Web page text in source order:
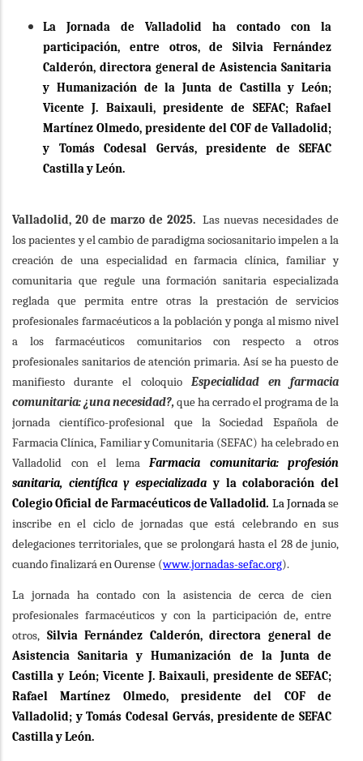
La Jornada de Valladolid ha contado con la
participación, entre otros, de Silvia Fernández
Calderón, directora general de Asistencia Sanitaria
y Humanización de la Junta de Castilla y León;
Vicente J. Baixauli, presidente de SEFAC; Rafael
Martínez Olmedo, presidente del COF de Valladolid;
y Tomás Codesal Gervás, presidente de SEFAC
Castilla y León.
Valladolid, 20 de marzo de 2025.Las nuevas necesidades de
los pacientes y el cambio de paradigma sociosanitario impelen a la
creación de una especialidad en farmacia clínica, familiar y
comunitaria que regule una formación sanitaria especializada
reglada que permita entre otras la prestación de servicios
profesionales farmacéuticos a la población y ponga al mismo nivel
a los farmacéuticos comunitarios con respecto a otros
profesionales sanitarios de atención primaria. Así se ha puesto de
manifiesto durante el coloquio Especialidad en farmacia
comunitaria: ¿una necesidad?,que ha cerrado el programa de la
jornada científico-profesional que la Sociedad Española de
Farmacia Clínica, Familiar y Comunitaria (SEFAC) ha celebrado en
Valladolid con el lema Farmacia comunitaria: profesión
sanitaria, científica y especializada y la colaboración del
Colegio Oficial de Farmacéuticos de Valladolid. La Jornadase
inscribe en el ciclo de jornadas que está celebrando en sus
delegaciones territoriales, que se prolongará hasta el 28 de junio,
cuando finalizará en Ourense (www.jornadas-sefac.org).
La jornada ha contado con la asistencia de cerca de cien
profesionales farmacéuticos y con la participación de, entre
otros, Silvia Fernández Calderón, directora general de
Asistencia Sanitaria y Humanización de la Junta de
Castilla y León; Vicente J. Baixauli, presidente de SEFAC;
Rafael Martínez Olmedo, presidente del COF de
Valladolid; y Tomás Codesal Gervás, presidente de SEFAC
Castilla y León.